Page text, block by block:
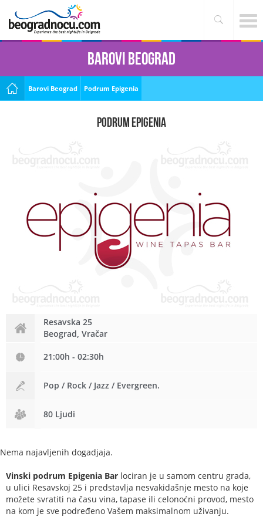
Barovi Beograd
Barovi Beograd Podrum Epigenia
Podrum Epigenia
Resavska 25
Beograd, Vračar
21:00h - 02:30h
Pop / Rock / Jazz / Evergreen.
80 Ljudi
Nema najavljenih dogadjaja.
Vinski podrum Epigenia Bar lociran je u samom centru grada,
u ulici Resavskoj 25 i predstavlja nesvakidašnje mesto na koje
možete svratiti na času vina, tapase ili celonoćni provod, mesto
na kom je sve podređeno Vašem maksimalnom uživanju.